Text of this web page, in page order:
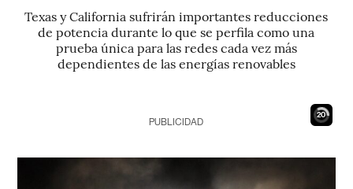
Texas y California sufrirán importantes reducciones
de potencia durante lo que se perfila como una
prueba única para las redes cada vez más
dependientes de las energías renovables
19
PUBLICIDAD